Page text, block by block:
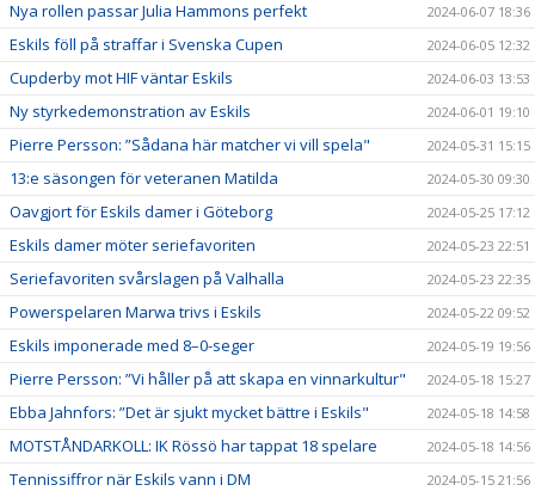
Nya rollen passar Julia Hammons perfekt 2024-06-07 18:36
Eskils föll på straffar i Svenska Cupen 2024-06-05 12:32
Cupderby mot HIF väntar Eskils 2024-06-03 13:53
Ny styrkedemonstration av Eskils 2024-06-01 19:10
Pierre Persson: ”Sådana här matcher vi vill spela" 2024-05-31 15:15
13:e säsongen för veteranen Matilda 2024-05-30 09:30
Oavgjort för Eskils damer i Göteborg 2024-05-25 17:12
Eskils damer möter seriefavoriten 2024-05-23 22:51
Seriefavoriten svårslagen på Valhalla 2024-05-23 22:35
Powerspelaren Marwa trivs i Eskils 2024-05-22 09:52
Eskils imponerade med 8–0-seger 2024-05-19 19:56
Pierre Persson: ”Vi håller på att skapa en vinnarkultur" 2024-05-18 15:27
Ebba Jahnfors: ”Det är sjukt mycket bättre i Eskils" 2024-05-18 14:58
MOTSTÅNDARKOLL: IK Rössö har tappat 18 spelare 2024-05-18 14:56
Tennissiffror när Eskils vann i DM 2024-05-15 21:56